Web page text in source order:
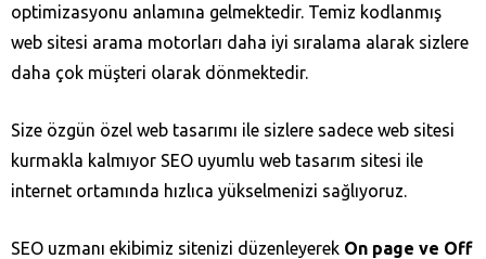
optimizasyonu anlamına gelmektedir. Temiz kodlanmış
web sitesi arama motorları daha iyi sıralama alarak sizlere
daha çok müşteri olarak dönmektedir.
Size özgün özel web tasarımı ile sizlere sadece web sitesi
kurmakla kalmıyor SEO uyumlu web tasarım sitesi ile
internet ortamında hızlıca yükselmenizi sağlıyoruz.
SEO uzmanı ekibimiz sitenizi düzenleyerek On page ve Off